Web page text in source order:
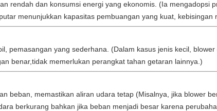
rendah dan konsumsi energi yang ekonomis. (Ia mengadopsi
menunjukkan kapasitas pembuangan yang kuat, kebisingan
pemasangan yang sederhana. (Dalam kasus jenis kecil,
benar,tidak memerlukan perangkat tahan getaran lainnya.)
beban, memastikan aliran udara tetap (Misalnya, jika blower
berkurang bahkan jika beban menjadi besar karena